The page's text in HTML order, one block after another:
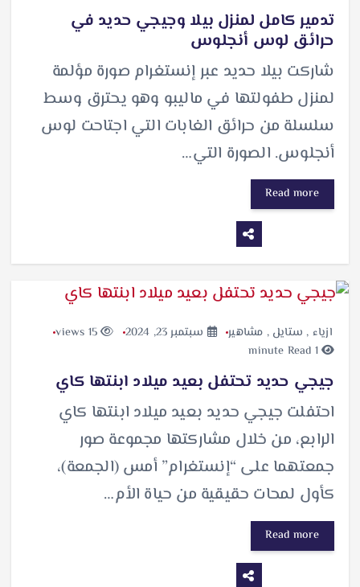
تدمير كامل لمنزل بيلا وجيجي حديد في
حرائق لوس أنجلوس
شاركت بيلا حديد عبر إنستغرام صورة مؤلمة
لمنزل طفولتها في ماليبو وهو يحترق وسط
سلسلة من حرائق الغابات التي اجتاحت لوس
أنجلوس. الصورة التي…
Read more
ازياء , ستايل , مشاهير سبتمبر 23, 2024
15 views
1 minute Read
جيجي حديد تحتفل بعيد ميلاد ابنتها كاي
احتفلت جيجي حديد بعيد ميلاد ابنتها كاي
الرابع، من خلال مشاركتها مجموعة صور
جمعتهما على “إنستغرام” أمس (الجمعة)،
كأول لمحات حقيقية من حياة الأم…
Read more